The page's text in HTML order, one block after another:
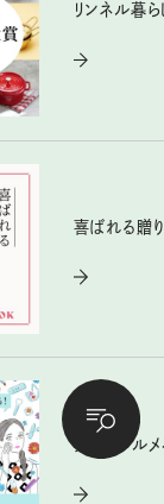
リンネル暮
喜ばれる贈
ナチュラルメ